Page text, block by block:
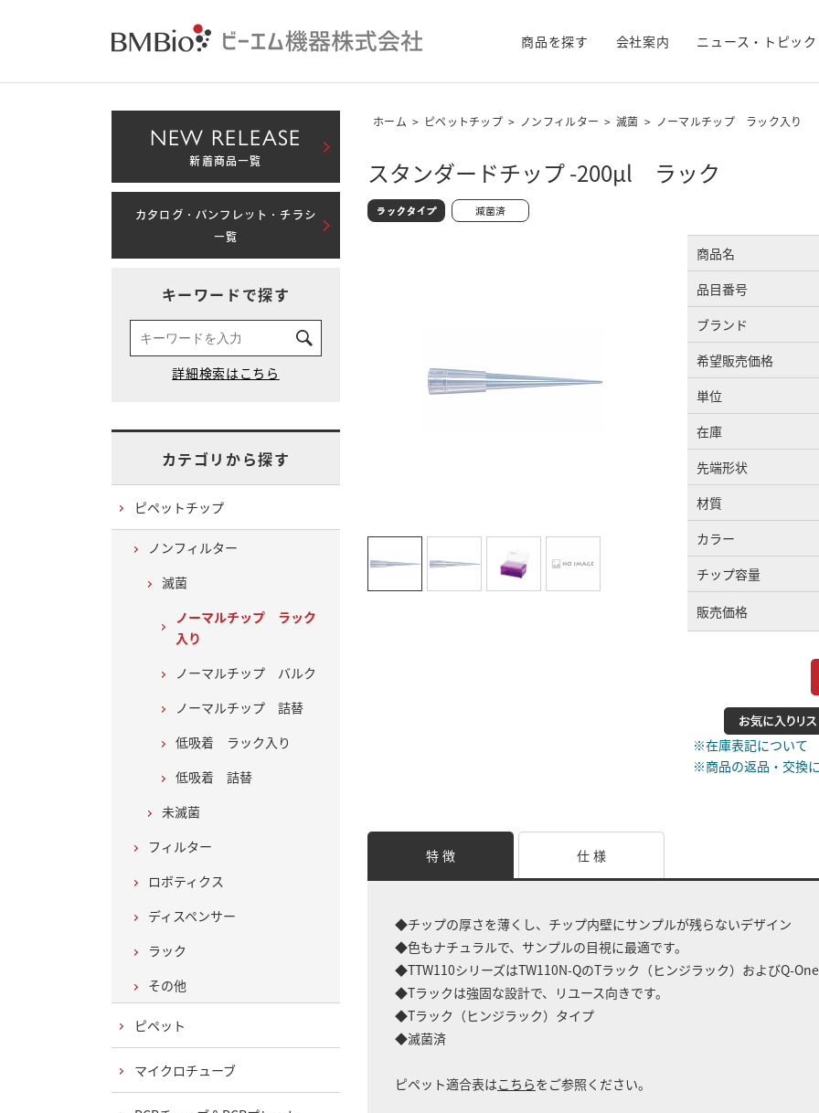
商品を探す 会社案内 ニュース・トピック
ホーム > ピペットチップ > ノンフィルター > 滅菌 > ノーマルチップ ラック入り
スタンダードチップ -200μl ラック
商品名
品目番号
ブランド
希望販売価格
単位
在庫
先端形状
材質
カラー
チップ容量
販売価格
※在庫表記について
※商品の返品・交換
特 徴 仕 様
◆チップの厚さを薄くし、チップ内壁にサンプルが残らないデザイン
◆色もナチュラルで、サンプルの目視に最適です。
◆TTW110シリーズはTW110N-QのTラック（ヒンジラック）およびQ-One
◆Tラックは強固な設計で、リユース向きです。
◆Tラック（ヒンジラック）タイプ
◆滅菌済
ピペット適合表はこちらをご参照ください。
NEW RELEASE
新着商品一覧
カタログ・パンフレット・チラシ
一覧
キーワードで探す
カテゴリから探す
ピペットチップ
ノンフィルター
滅菌
ノーマルチップ ラック
入り
ノーマルチップ バルク
ノーマルチップ 詰替
低吸着 ラック入り
低吸着 詰替
未滅菌
フィルター
ロボティクス
ディスペンサー
ラック
その他
ピペット
マイクロチューブ